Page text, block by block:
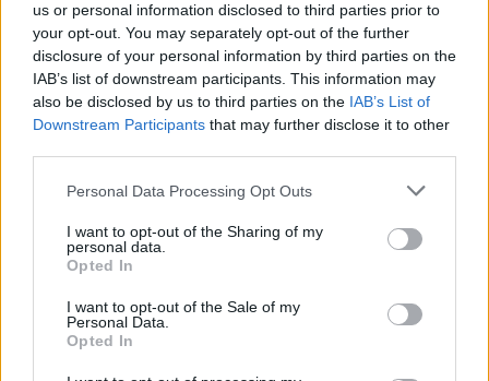
us or personal information disclosed to third parties prior to
your opt-out. You may separately opt-out of the further
disclosure of your personal information by third parties on the
IAB’s list of downstream participants. This information may
also be disclosed by us to third parties on the IAB’s List of
Downstream Participants that may further disclose it to other
Personal Data Processing Opt Outs
I want to opt-out of the Sharing of my
personal data.
Opted In
I want to opt-out of the Sale of my
Personal Data.
Opted In
2023-05-30
Contributo a fondo perduto [e modifiche ai sensi
della decisione SA. 62668 e decisione C(2022) 171 final)
SA 101076)
agenzia delle entrate
2.000 euro
2023-04-17
esenzioni fiscali e crediti d'imposta adottati a
seguito della crisi economica causata dall'epidemia di
COVID-19 [con mo
agenzia delle entrate
4.449 euro
2023-03-28